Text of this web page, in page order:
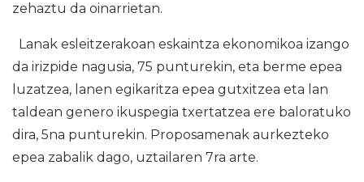
zehaztu da oinarrietan.
Lanak esleitzerakoan eskaintza ekonomikoa izango
da irizpide nagusia, 75 punturekin, eta berme epea
luzatzea, lanen egikaritza epea gutxitzea eta lan
taldean genero ikuspegia txertatzea ere baloratuko
dira, 5na punturekin. Proposamenak aurkezteko
epea zabalik dago, uztailaren 7ra arte.